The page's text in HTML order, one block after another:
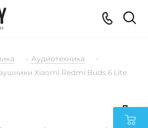
- Аудиотехника
-
Xiaomi Redmi Buds 6 Lite